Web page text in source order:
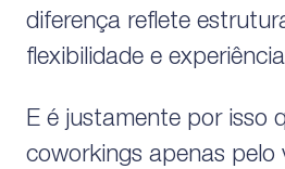
diferença reflete
flexibilidade e
E é justamente por isso
coworkings apenas pelo